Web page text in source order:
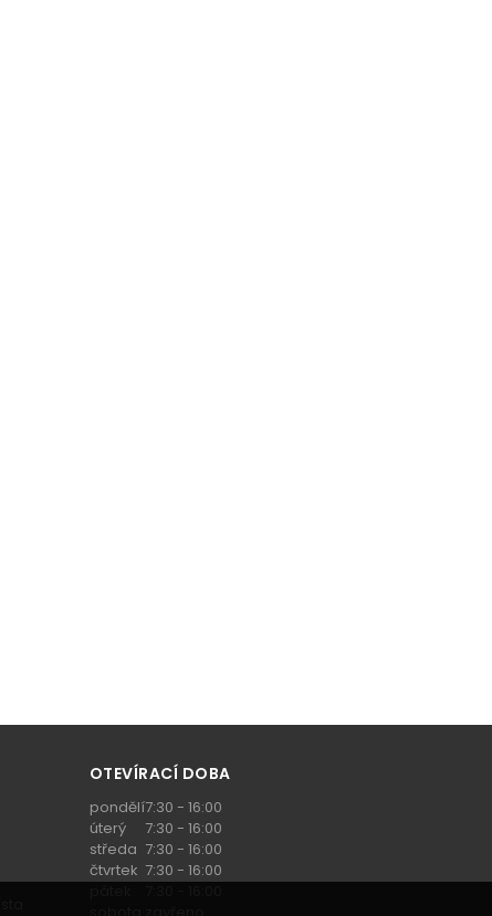
OTEVÍRACÍ DOBA
pondělí7:30 - 16:00
úterý
7:30 - 16:00
středa 7:30 - 16:00
čtvrtek 7:30 - 16:00